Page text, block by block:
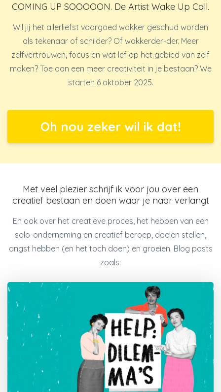
COMING UP SOOOOON. De Artist Wake Up Call.
Wil jij het allerliefst voorgoed wakker geschud worden
als tekenaar of schilder? Of wakkerder-der. Meer
zelfvertrouwen, focus en wat lef op het gebied van zelf
maken? Toe aan een meer creativiteit in je bestaan? We
starten 6 oktober 2025.
Oh nou zeker wil ik dat!
Met veel plezier schrijf ik voor jou over een
creatief bestaan en doen waar je naar verlangt
En ook over het creatieve proces, het hebben van een
solo-onderneming en creatief beroep, doelen stellen,
angst hebben (en het toch doen) en groeien. Blog posts
zoals: